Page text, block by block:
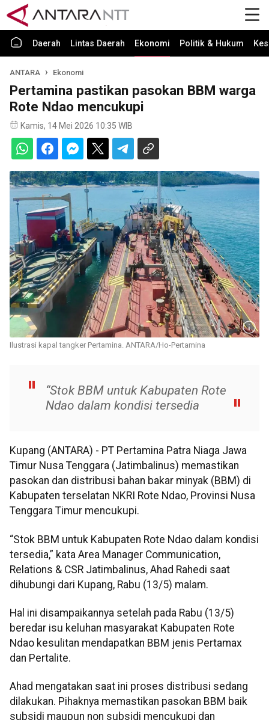
Daerah Lintas Daerah Ekonomi Politik & Hukum
ANTARA Ekonomi
Pertamina pastikan pasokan BBM warga
Rote Ndao mencukupi
Kamis, 14 Mei 2026 10:35 WIB
Ilustrasi kapal tangker Pertamina. ANTARA/Ho-Pertamina
“Stok BBM untuk Kabupaten Rote
Ndao dalam kondisi tersedia
Kupang (ANTARA) - PT Pertamina Patra Niaga Jawa
Timur Nusa Tenggara (Jatimbalinus) memastikan
pasokan dan distribusi bahan bakar minyak (BBM) di
Kabupaten terselatan NKRI Rote Ndao, Provinsi Nusa
Tenggara Timur mencukupi.
“Stok BBM untuk Kabupaten Rote Ndao dalam kondisi
tersedia,” kata Area Manager Communication,
Relations & CSR Jatimbalinus, Ahad Rahedi saat
dihubungi dari Kupang, Rabu (13/5) malam.
Hal ini disampaikannya setelah pada Rabu (13/5)
beredar isu keluhan masyarakat Kabupaten Rote
Ndao kesulitan mendapatkan BBM jenis Pertamax
dan Pertalite.
Ahad mengatakan saat ini proses distribusi sedang
dilakukan. Pihaknya memastikan pasokan BBM baik
subsidi maupun non subsidi mencukupi dan